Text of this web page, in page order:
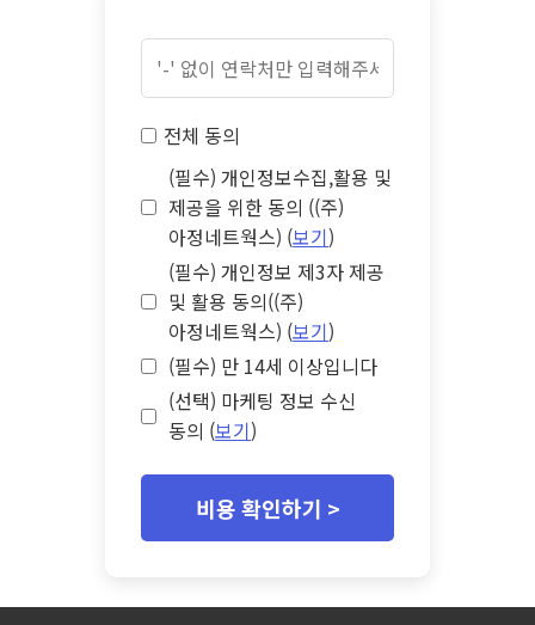
전체 동의
(필수) 개인정보수집,활용 및
제공을 위한 동의 ((주)
아정네트웍스) (보기)
(필수) 개인정보 제3자 제공
및 활용 동의((주)
아정네트웍스) (보기)
(필수) 만 14세 이상입니다
(선택) 마케팅 정보 수신
동의 (보기)
비용 확인하기 >